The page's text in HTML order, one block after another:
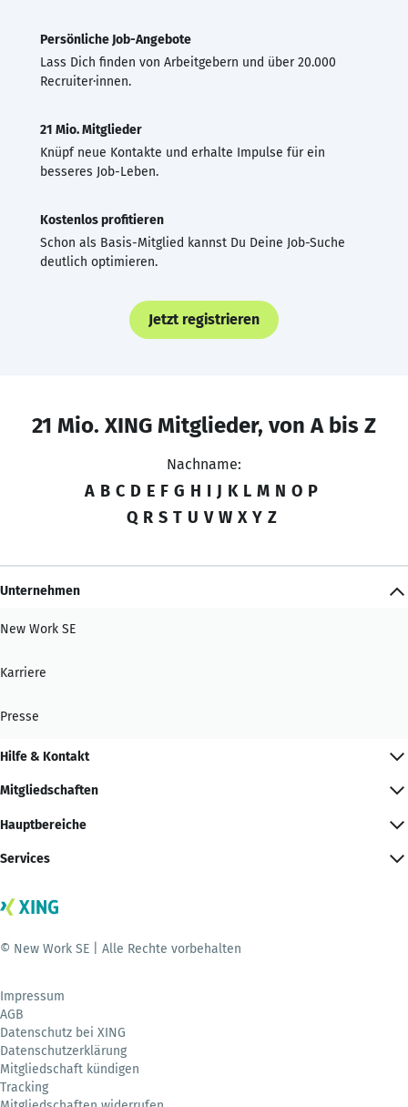
Persönliche Job-Angebote
Lass Dich finden von Arbeitgebern und über 20.000
Recruiter·innen.
21 Mio. Mitglieder
Knüpf neue Kontakte und erhalte Impulse für ein
besseres Job-Leben.
Kostenlos profitieren
Schon als Basis-Mitglied kannst Du Deine Job-Suche
deutlich optimieren.
Jetzt registrieren
21 Mio. XING Mitglieder, von A bis Z
Nachname:
A B C D E F G H I J K L M N O P
Q R S T U V W X Y Z
Unternehmen
New Work SE
Karriere
Presse
Hilfe & Kontakt
Mitgliedschaften
Hauptbereiche
Services
© New Work SE | Alle Rechte vorbehalten
Impressum
AGB
Datenschutz bei XING
Datenschutzerklärung
Mitgliedschaft kündigen
Tracking